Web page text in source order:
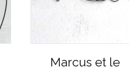
Marcus et le